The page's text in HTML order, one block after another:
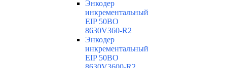
Энкодер
инкрементальный
EIP 50BO
8630V360-R2
Энкодер
инкрементальный
EIP 50BO